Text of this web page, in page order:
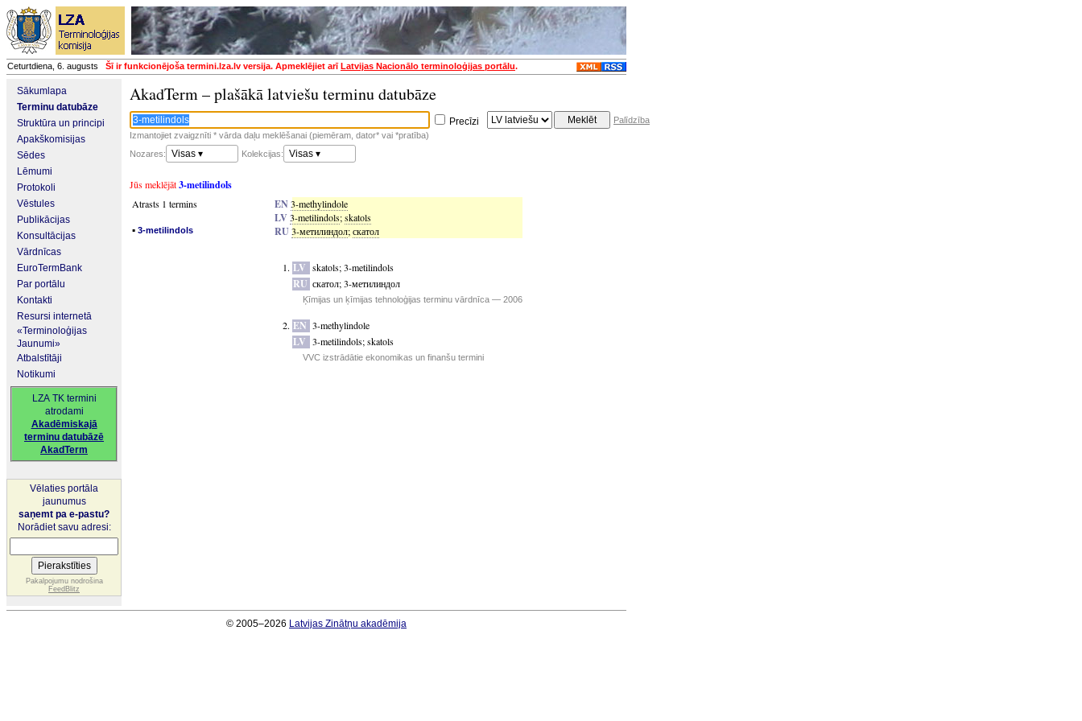
Ceturtdiena, 6. augusts Šī ir funkcionējoša termini.lza.lv versija. Apmeklējiet arīLatvijas Nacionālo terminoloģijas portālu.
Sākumlapa
Terminu datubāze
Struktūra un principi
Apakškomisijas
Sēdes
Lēmumi
Protokoli
Vēstules
Publikācijas
Konsultācijas
Vārdnīcas
EuroTermBank
Par portālu
Kontakti
Resursi internetā
«Terminoloģijas
Jaunumi»
Atbalstītāji
Notikumi
LZA TK termini
atrodami
Akadēmiskajā
terminu datubāzē
AkadTerm
Vēlaties portāla
jaunumus
saņemt pa e-pastu?
Norādiet savu adresi:
Pakalpojumu nodrošina
FeedBlitz
AkadTerm – plašākā latviešu terminu datubāze
Precīzi
Palīdzība
Izmantojiet zvaigznīti * vārda daļu meklēšanai (piemēram, dator* vai *pratība)
Nozares:
Visas ▾ Kolekcijas: Visas ▾
Jūs meklējāt3-metilindols
Atrasts 1 termins
▪ 3-metilindols
EN3-methylindole
LV3-metilindols;skatols
RU3-метилиндол;скатол
LV skatols;3-metilindols
RU скатол;3-метилиндол
Ķīmijas un ķīmijas tehnoloģijas terminu vārdnīca — 2006
EN 3-methylindole
LV 3-metilindols;skatols
VVC izstrādātie ekonomikas un finanšu termini
© 2005–2026 Latvijas Zinātņu akadēmija